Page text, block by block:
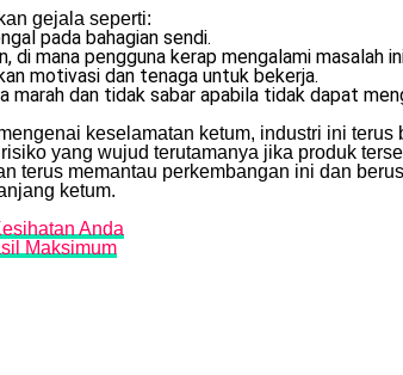
gejala seperti:
pada bahagian sendi.
di mana pengguna kerap mengalami masalah
motivasi dan tenaga untuk bekerja.
marah dan tidak sabar apabila tidak dapat
keselamatan ketum, industri ini terus
yang wujud terutamanya jika produk
terus memantau perkembangan ini dan
ketum.
Anda
Maksimum